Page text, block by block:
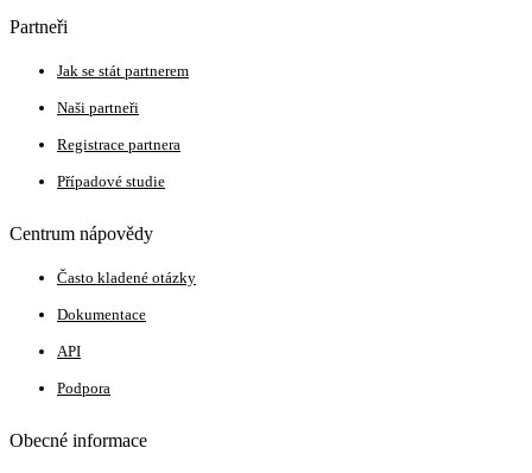
Partneři
Jak se stát partnerem
Naši partneři
Registrace partnera
Případové studie
Centrum nápovědy
Často kladené otázky
Dokumentace
API
Podpora
Obecné informace